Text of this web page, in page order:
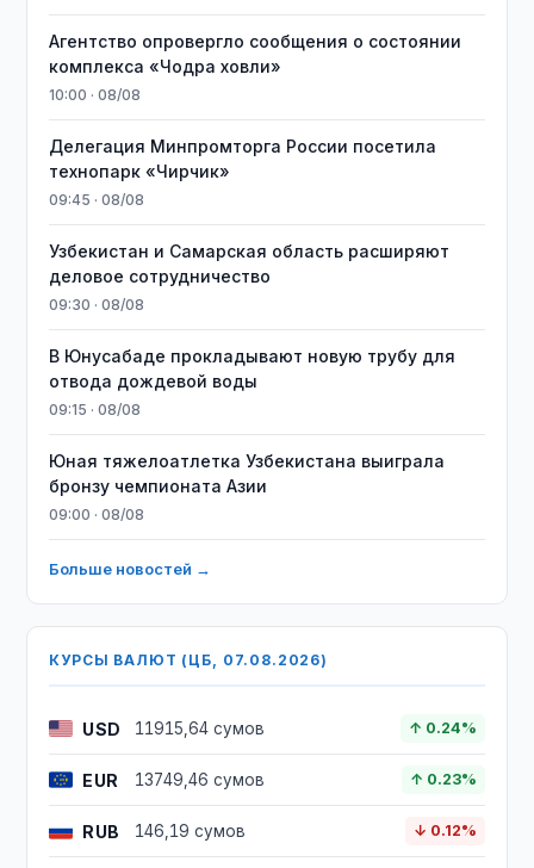
Агентство опровергло сообщения о состоянии
комплекса «Чодра ховли»
10:00 · 08/08
Делегация Минпромторга России посетила
технопарк «Чирчик»
09:45 · 08/08
Узбекистан и Самарская область расширяют
деловое сотрудничество
09:30 · 08/08
В Юнусабаде прокладывают новую трубу для
отвода дождевой воды
09:15 · 08/08
Юная тяжелоатлетка Узбекистана выиграла
бронзу чемпионата Азии
09:00 · 08/08
Больше новостей →
КУРСЫ ВАЛЮТ (ЦБ, 07.08.2026)
USD 11915,64 сумов ↑ 0.24%
EUR 13749,46 сумов ↑ 0.23%
RUB 146,19 сумов ↓ 0.12%